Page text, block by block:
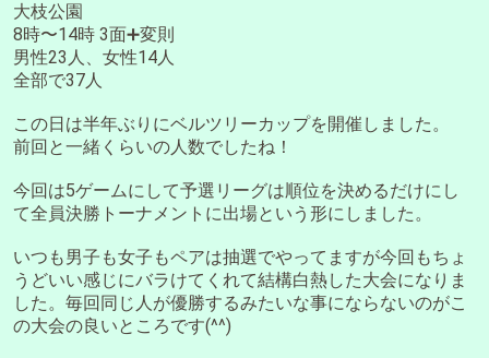
大枝公園
8時〜14時 3面➕変則
男性23人、女性14人
全部で37人
この日は半年ぶりにベルツリーカップを開催しました。
前回と一緒くらいの人数でしたね！
今回は5ゲームにして予選リーグは順位を決めるだけにし
て全員決勝トーナメントに出場という形にしました。
いつも男子も女子もペアは抽選でやってますが今回もちょ
うどいい感じにバラけてくれて結構白熱した大会になりま
した。毎回同じ人が優勝するみたいな事にならないのがこ
の大会の良いところです(^^)